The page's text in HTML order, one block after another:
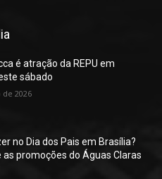
é atração da REPU em
sábado
de 2026
no Dia dos Pais em Brasília?
promoções do Águas Claras